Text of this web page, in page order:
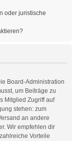
oder juristische
Board-Administration
um Beiträge zu
Mitglied Zugriff auf
stehen: zum
an andere
Wir empfehlen dir
Vorteile